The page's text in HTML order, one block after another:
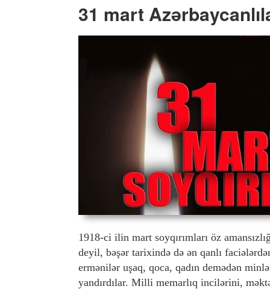
31 mart
1918-ci ilin mart soyqırımları öz
deyil, bəşər tarixində də ən qanlı
ermənilər uşaq, qoca, qadın demədən
yandırdılar. Milli memarlıq incilərini,